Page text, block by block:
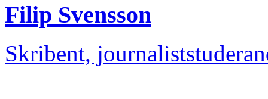
Filip Svensson
Skribent,